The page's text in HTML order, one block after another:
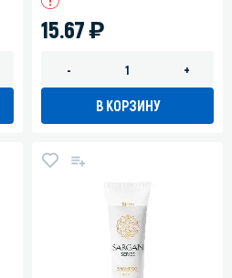
15.67)
- +
В КОРЗИНУ